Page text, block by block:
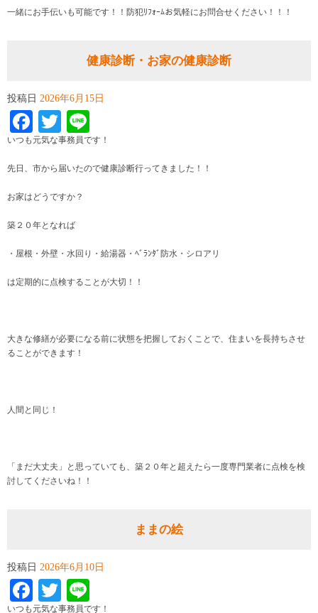
一緒にお手伝いも可能です！！防犯ﾘﾌｫｰﾑお気軽にお問合せください！ ！！
健康診断・お家の健康診断
投稿日 2026年6月15日
Facebook
Twitter
いつも元気な事務員です！
先日、市から届いたので健康診断行ってきました！！
お家はどうですか？
築２０年となれば
・屋根・外壁・水回り・給湯器・ﾍﾞﾗﾝﾀﾞ防水・シロアリ
は定期的に点検することが大切！！
大きな修繕が必要になる前に状態を把握しておくことで、住まいを長持ちさせ
ることができます！
人間と同じ！
「まだ大丈夫」と思っていても、築２０年と超えたら一度専門業者に点検を検
討してくださいね！！
ままの絵
投稿日 2026年6月10日
Facebook
Twitter
いつも元気な事務員です！